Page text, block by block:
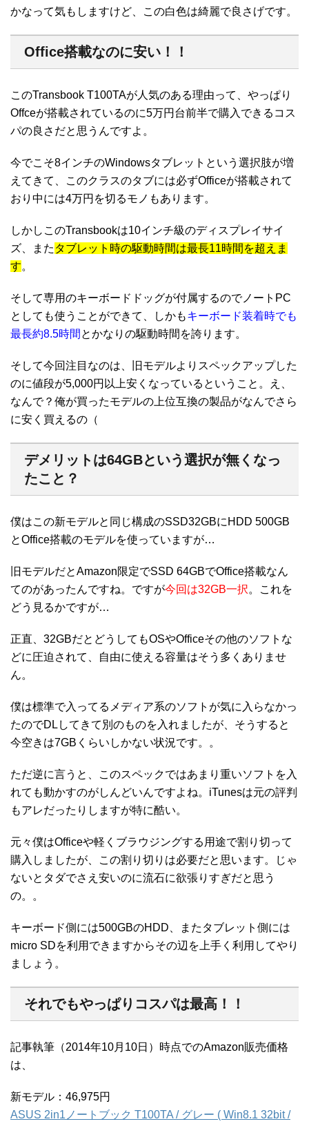
かなって気もしますけど、この白色は綺麗で良さげです。
Office搭載なのに安い！！
このTransbook T100TAが人気のある理由って、やっぱり
Offceが搭載されているのに5万円台前半で購入できるコス
パの良さだと思うんですよ。
今でこそ8インチのWindowsタブレットという選択肢が増
えてきて、このクラスのタブには必ずOfficeが搭載されて
おり中には4万円を切るモノもあります。
しかしこのTransbookは10インチ級のディスプレイサイ
ズ、また タブレット時の駆動時間は最長11時間を超えま
す。
そして専用のキーボードドッグが付属するのでノートPC
としても使うことができて、しかもキーボード装着時でも
最長約8.5時間 とかなりの駆動時間を誇ります。
そして今回注目なのは、旧モデルよりスペックアップした
のに値段が5,000円以上安くなっているということ。え、
なんで？俺が買ったモデルの上位互換の製品がなんでさら
に安く買えるの（
デメリットは64GBという選択が無くなっ
たこと？
僕はこの新モデルと同じ構成のSSD32GBにHDD 500GB
とOffice搭載のモデルを使っていますが…
旧モデルだとAmazon限定でSSD 64GBでOffice搭載なん
てのがあったんですね。ですが今回は32GB一択。これを
どう見るかですが…
正直、32GBだとどうしてもOSやOfficeその他のソフトな
どに圧迫されて、自由に使える容量はそう多くありませ
ん。
僕は標準で入ってるメディア系のソフトが気に入らなかっ
たのでDLしてきて別のものを入れましたが、そうすると
今空きは7GBくらいしかない状況です。。
ただ逆に言うと、このスペックではあまり重いソフトを入
れても動かすのがしんどいんですよね。iTunesは元の評判
もアレだったりしますが特に酷い。
元々僕はOfficeや軽くブラウジングする用途で割り切って
購入しましたが、この割り切りは必要だと思います。じゃ
ないとタダでさえ安いのに流石に欲張りすぎだと思う
の。。
キーボード側には500GBのHDD、またタブレット側には
micro SDを利用できますからその辺を上手く利用してやり
ましょう。
それでもやっぱりコスパは最高！！
記事執筆（2014年10月10日）時点でのAmazon販売価格
は、
新モデル：46,975円
ASUS 2in1ノートブック T100TA / グレー ( Win8.1 32bit /